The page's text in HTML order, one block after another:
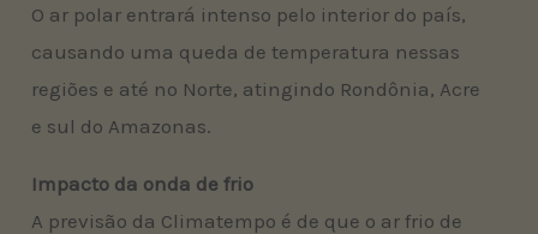
O ar polar entrará intenso pelo interior do país,
causando uma queda de temperatura nessas
regiões e até no Norte, atingindo Rondônia, Acre
e sul do Amazonas.
Impacto da onda de frio
A previsão da Climatempo é de que o ar frio de